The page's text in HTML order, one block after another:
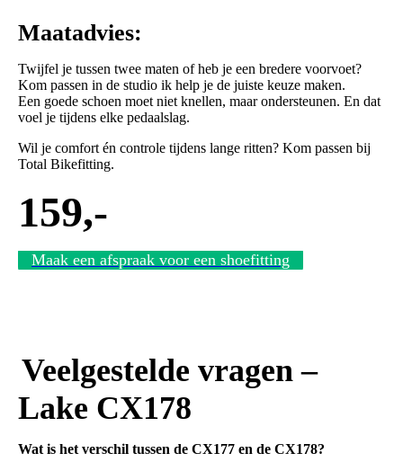
Maatadvies:
Twijfel je tussen twee maten of heb je een bredere voorvoet?
Kom passen in de studio ik help je de juiste keuze maken.
Een goede schoen moet niet knellen, maar ondersteunen. En dat
voel je tijdens elke pedaalslag.
Wil je comfort én controle tijdens lange ritten? Kom passen bij
Total Bikefitting.
159,-
Maak een afspraak voor een shoefitting
Veelgestelde vragen –
Lake CX178
Wat is het verschil tussen de CX177 en de CX178?